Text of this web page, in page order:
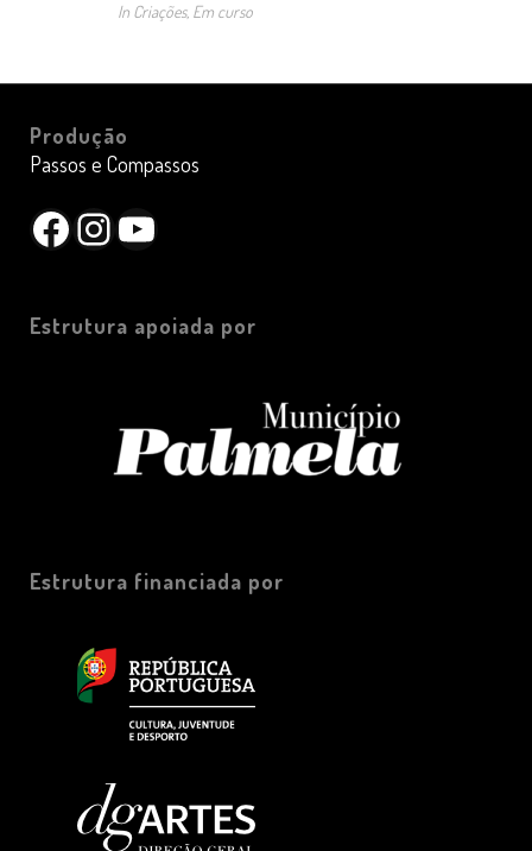
In Criações, Em curso
Produção
Passos e Compassos
Facebook
Instagram
YouTube
Estrutura apoiada por
Estrutura financiada por